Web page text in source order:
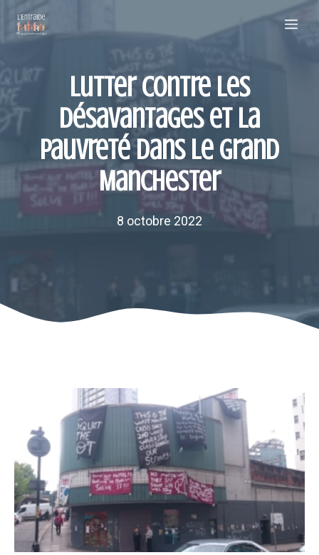
Lutter contre les
désavantages et la
pauvreté dans le Grand
Manchester
8 octobre 2022